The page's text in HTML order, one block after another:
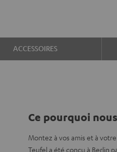
ACCESSOIRES
Ce pourquoi
Montez à vos amis et à
Teufel a été conçu à Berlin